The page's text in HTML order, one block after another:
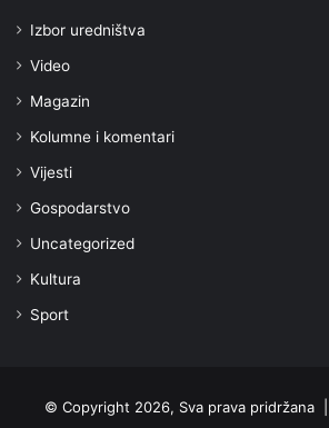
Izbor uredništva
Video
Magazin
Kolumne i komentari
Vijesti
Gospodarstvo
Uncategorized
Kultura
Sport
© Copyright 2026, Sva prava pridržana |